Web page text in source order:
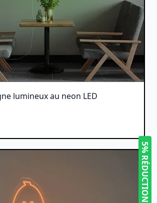
lumineux au neon LED
5% RÉDUCTION